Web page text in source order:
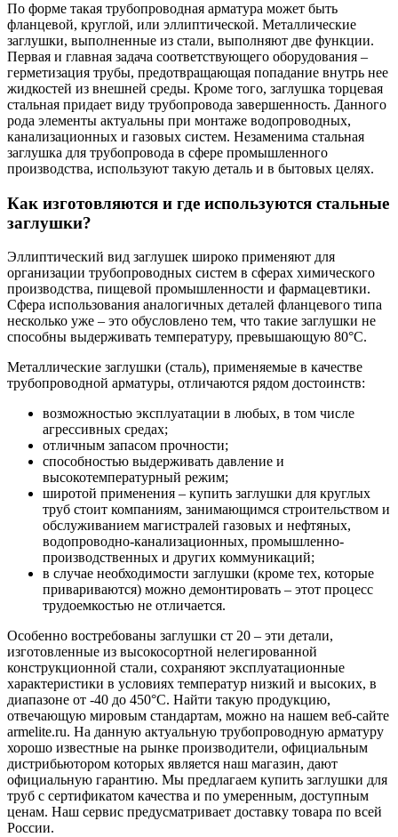
По форме такая трубопроводная арматура может быть
фланцевой, круглой, или эллиптической. Металлические
заглушки, выполненные из стали, выполняют две функции.
Первая и главная задача соответствующего оборудования –
герметизация трубы, предотвращающая попадание внутрь нее
жидкостей из внешней среды. Кроме того, заглушка торцевая
стальная придает виду трубопровода завершенность. Данного
рода элементы актуальны при монтаже водопроводных,
канализационных и газовых систем. Незаменима стальная
заглушка для трубопровода в сфере промышленного
производства, используют такую деталь и в бытовых целях.
Как изготовляются и где используются стальные
заглушки?
Эллиптический вид заглушек широко применяют для
организации трубопроводных систем в сферах химического
производства, пищевой промышленности и фармацевтики.
Сфера использования аналогичных деталей фланцевого типа
несколько уже – это обусловлено тем, что такие заглушки не
способны выдерживать температуру, превышающую 80°С.
Металлические заглушки (сталь), применяемые в качестве
трубопроводной арматуры, отличаются рядом достоинств:
возможностью эксплуатации в любых, в том числе
агрессивных средах;
отличным запасом прочности;
способностью выдерживать давление и
высокотемпературный режим;
широтой применения – купить заглушки для круглых
труб стоит компаниям, занимающимся строительством и
обслуживанием магистралей газовых и нефтяных,
водопроводно-канализационных, промышленно-
производственных и других коммуникаций;
в случае необходимости заглушки (кроме тех, которые
привариваются) можно демонтировать – этот процесс
трудоемкостью не отличается.
Особенно востребованы заглушки ст 20 – эти детали,
изготовленные из высокосортной нелегированной
конструкционной стали, сохраняют эксплуатационные
характеристики в условиях температур низкий и высоких, в
диапазоне от -40 до 450°С. Найти такую продукцию,
отвечающую мировым стандартам, можно на нашем веб-сайте
armelite.ru. На данную актуальную трубопроводную арматуру
хорошо известные на рынке производители, официальным
дистрибьютором которых является наш магазин, дают
официальную гарантию. Мы предлагаем купить заглушки для
труб с сертификатом качества и по умеренным, доступным
ценам. Наш сервис предусматривает доставку товара по всей
России.